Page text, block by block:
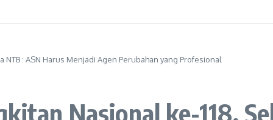
NTB : ASN Harus Menjadi Agen Perubahan yang Profesional
Nasional ke-118,